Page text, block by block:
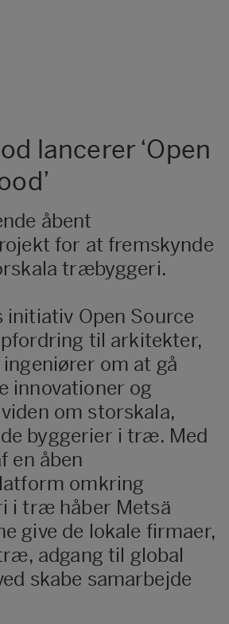
lancerer ‘Open
åbent
for at fremskynde
træbyggeri.
initiativ Open Source
til arkitekter,
om at gå
innovationer og
om storskala,
byggerier i træ. Med
en åben
omkring
i træ håber Metsä
give de lokale firmaer,
adgang til global
skabe samarbejde